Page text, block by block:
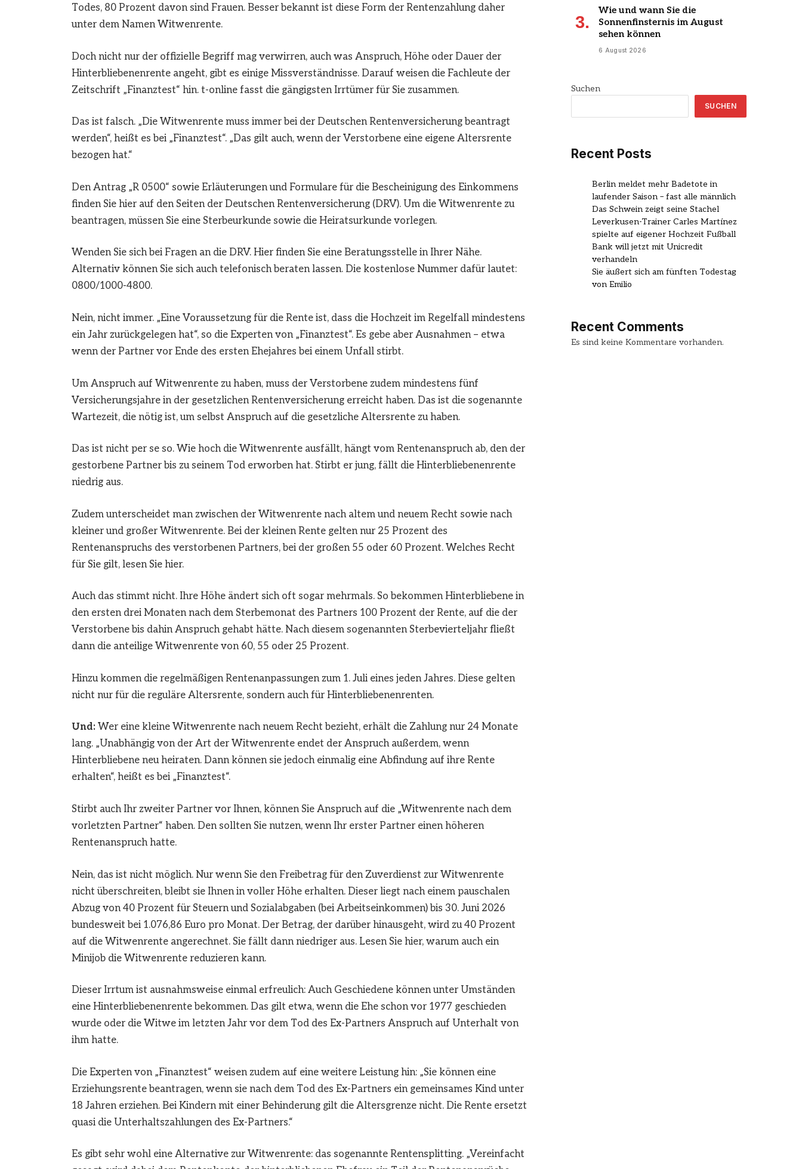
Todes, 80 Prozent davon sind Frauen. Besser bekannt ist diese Form der Rentenzahlung daher
unter dem Namen Witwenrente.
Doch nicht nur der offizielle Begriff mag verwirren, auch was Anspruch, Höhe oder Dauer der
Hinterbliebenenrente angeht, gibt es einige Missverständnisse. Darauf weisen die Fachleute der
Zeitschrift „Finanztest“ hin. t-online fasst die gängigsten Irrtümer für Sie zusammen.
Das ist falsch. „Die Witwenrente muss immer bei der Deutschen Rentenversicherung beantragt
werden“, heißt es bei „Finanztest“. „Das gilt auch, wenn der Verstorbene eine eigene Altersrente
bezogen hat.“
Den Antrag „R 0500“ sowie Erläuterungen und Formulare für die Bescheinigung des Einkommens
finden Sie hier auf den Seiten der Deutschen Rentenversicherung (DRV).Um die Witwenrente zu
beantragen, müssen Sie eine Sterbeurkunde sowie die Heiratsurkunde vorlegen.
Wenden Sie sich bei Fragen an die DRV. Hier finden Sie eine Beratungsstelle in Ihrer Nähe.
Alternativ können Sie sich auch telefonisch beraten lassen. Die kostenlose Nummer dafür lautet:
0800/1000-4800.
Nein, nicht immer. „Eine Voraussetzung für die Rente ist, dass die Hochzeit im Regelfall mindestens
ein Jahr zurückgelegen hat“, so die Experten von „Finanztest“. Es gebe aber Ausnahmen – etwa
wenn der Partner vor Ende des ersten Ehejahres bei einem Unfall stirbt.
Um Anspruch auf Witwenrente zu haben, muss der Verstorbene zudem mindestens fünf
Versicherungsjahre in der gesetzlichen Rentenversicherung erreicht haben. Das ist die sogenannte
Wartezeit, die nötig ist, um selbst Anspruch auf die gesetzliche Altersrente zu haben.
Das ist nicht per se so. Wie hoch die Witwenrente ausfällt, hängt vom Rentenanspruch ab, den der
gestorbene Partner bis zu seinem Tod erworben hat. Stirbt er jung, fällt die Hinterbliebenenrente
niedrig aus.
Zudem unterscheidet man zwischen der Witwenrente nach altem und neuem Recht sowie nach
kleiner und großer Witwenrente. Bei der kleinen Rente gelten nur 25 Prozent des
Rentenanspruchs des verstorbenen Partners, bei der großen 55 oder 60 Prozent. Welches Recht
für Sie gilt, lesen Sie hier.
Auch das stimmt nicht. Ihre Höhe ändert sich oft sogar mehrmals. So bekommen Hinterbliebene in
den ersten drei Monaten nach dem Sterbemonat des Partners 100 Prozent der Rente, auf die der
Verstorbene bis dahin Anspruch gehabt hätte. Nach diesem sogenannten Sterbevierteljahr fließt
dann die anteilige Witwenrente von 60, 55 oder 25 Prozent.
Hinzu kommen die regelmäßigen Rentenanpassungen zum 1. Juli eines jeden Jahres. Diese gelten
nicht nur für die reguläre Altersrente, sondern auch für Hinterbliebenenrenten.
Und:Wer eine kleine Witwenrente nach neuem Recht bezieht, erhält die Zahlung nur 24 Monate
lang. „Unabhängig von der Art der Witwenrente endet der Anspruch außerdem, wenn
Hinterbliebene neu heiraten. Dann können sie jedoch einmalig eine Abfindung auf ihre Rente
erhalten“, heißt es bei „Finanztest“.
Stirbt auch Ihr zweiter Partner vor Ihnen, können Sie Anspruch auf die „Witwenrente nach dem
vorletzten Partner“ haben. Den sollten Sie nutzen, wenn Ihr erster Partner einen höheren
Rentenanspruch hatte.
Nein, das ist nicht möglich. Nur wenn Sie den Freibetrag für den Zuverdienst zur Witwenrente
nicht überschreiten, bleibt sie Ihnen in voller Höhe erhalten. Dieser liegt nach einem pauschalen
Abzug von 40 Prozent für Steuern und Sozialabgaben (bei Arbeitseinkommen) bis 30. Juni 2026
bundesweit bei 1.076,86 Euro pro Monat. Der Betrag, der darüber hinausgeht, wird zu 40 Prozent
auf die Witwenrente angerechnet. Sie fällt dann niedriger aus. Lesen Sie hier, warum auch ein
Minijob die Witwenrente reduzieren kann.
Dieser Irrtum ist ausnahmsweise einmal erfreulich: Auch Geschiedene können unter Umständen
eine Hinterbliebenenrente bekommen. Das gilt etwa, wenn die Ehe schon vor 1977 geschieden
wurde oder die Witwe im letzten Jahr vor dem Tod des Ex-Partners Anspruch auf Unterhalt von
ihm hatte.
Die Experten von „Finanztest“ weisen zudem auf eine weitere Leistung hin: „Sie können eine
Erziehungsrente beantragen, wenn sie nach dem Tod des Ex-Partners ein gemeinsames Kind unter
18 Jahren erziehen. Bei Kindern mit einer Behinderung gilt die Altersgrenze nicht. Die Rente ersetzt
quasi die Unterhaltszahlungen des Ex-Partners.“
Es gibt sehr wohl eine Alternative zur Witwenrente: das sogenannte Rentensplitting. „Vereinfacht
Wie und wann Sie die
Sonnenfinsternis im August
sehen können
6 August 2026
Suchen
SUCHEN
Recent Posts
Berlin meldet mehr Badetote in
laufender Saison – fast alle männlich
Das Schwein zeigt seine Stachel
Leverkusen-Trainer Carles Martínez
spielte auf eigener Hochzeit Fußball
Bank will jetzt mit Unicredit
verhandeln
Sie äußert sich am fünften Todestag
von Emilio
Recent Comments
Es sind keine Kommentare vorhanden.